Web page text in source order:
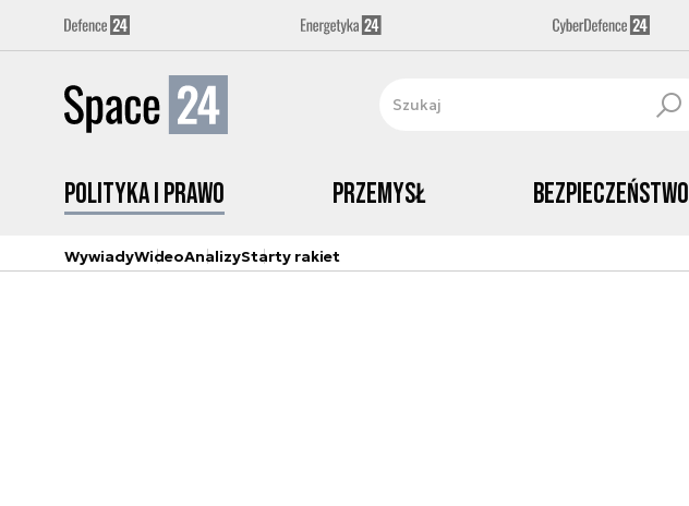
Polityka i prawo Przemysł Bezpieczeństwo
WywiadyWideoAnalizyStarty rakiet